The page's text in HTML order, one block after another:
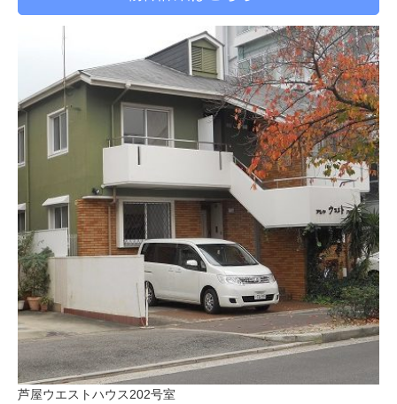
芦屋ウエストハウス202号室